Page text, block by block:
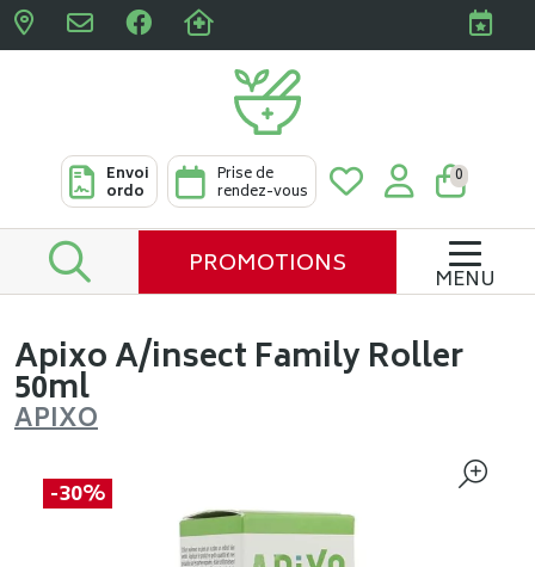
Pharmacies Clabots &
Envoi
ordo
Prise de
rendez-vous
0
PROMOTIONS MENU
Apixo A/insect Family Roller
50ml
APIXO
-30%